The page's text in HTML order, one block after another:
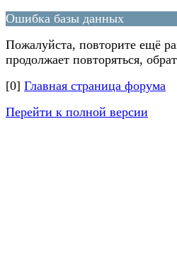
Ошибка базы данных
Пожалуйста, повторите ещё
продолжает повторяться,
[0] Главная страница форума
Перейти к полной версии